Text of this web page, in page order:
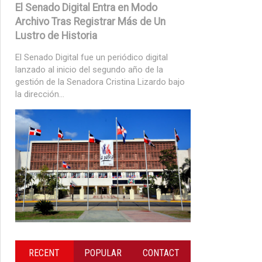
El Senado Digital Entra en Modo
Archivo Tras Registrar Más de Un
Lustro de Historia
El Senado Digital fue un periódico digital
lanzado al inicio del segundo año de la
gestión de la Senadora Cristina Lizardo bajo
la dirección...
RECENT POPULAR CONTACT